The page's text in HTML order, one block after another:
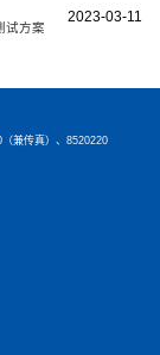
试方案
2023-03-11
兼传真）、8520220